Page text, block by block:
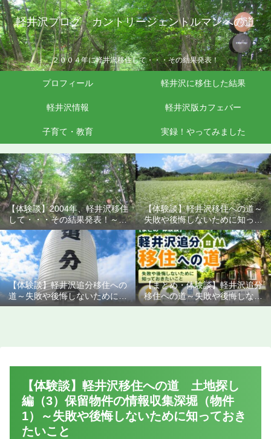
軽井沢ブログ カントリージェントルマンへの道
２００４年に軽井沢移住して・・・その結果発表！
プロフィール 軽井沢に移住した結果
軽井沢情報 軽井沢版カフェバー
子育て・教育 実録！やってみました
【体験談】2004年、軽井沢移住
して・・・その結果発表！～失
敗や後悔しないために知ってお
きたいこと
【体験談】軽井沢移住への道～
失敗や後悔しないために知って
おきたいこと
【体験談】軽井沢追分移住への
道～失敗や後悔しないために知
っておきたいこと
【まとめ・体験談】軽井沢追分
移住への道～失敗や後悔しない
ために知っておきたいこと
【体験談】軽井沢移住への道 土地探し
編（3）保留物件の情報収集深堀（物件
1）～失敗や後悔しないために知っておき
たいこと